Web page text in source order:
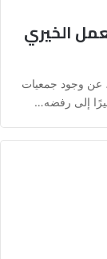
الخيري
عن وجود جمعيات
إلى رفضه…